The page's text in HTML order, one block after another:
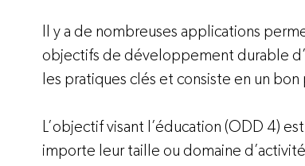
Il y a de nombreuses applications
objectifs de développement durable
les pratiques clés et consiste en un
L’objectif visant l’éducation (ODD 4)
importe leur taille ou domaine